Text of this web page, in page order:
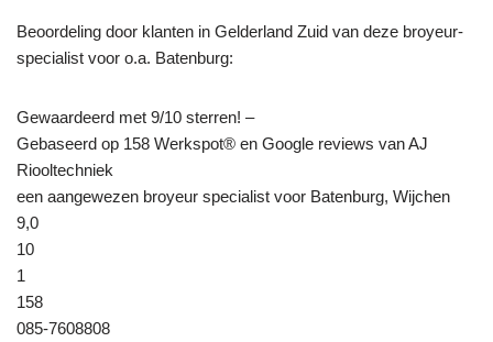
Beoordeling door klanten in Gelderland Zuid van deze broyeur-
specialist voor o.a. Batenburg:
Gewaardeerd met 9/10 sterren! –
Gebaseerd op 158 Werkspot® en Google reviews van AJ
Riooltechniek
een aangewezen broyeur specialist voor Batenburg, Wijchen
9,0
10
1
158
085-7608808